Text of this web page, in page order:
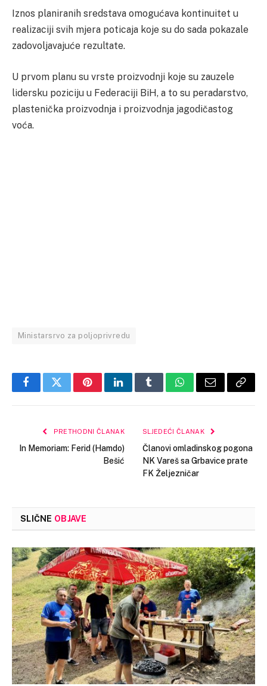
Iznos planiranih sredstava omogućava kontinuitet u
realizaciji svih mjera poticaja koje su do sada pokazale
zadovoljavajuće rezultate.
U prvom planu su vrste proizvodnji koje su zauzele
lidersku poziciju u Federaciji BiH, a to su peradarstvo,
plastenička proizvodnja i proizvodnja jagodičastog
voća.
Ministarsrvo za poljoprivredu
FacebookTwitterPinterestLinkedInTumblrWhatsApp
Email Copy
PRETHODNI ČLANAK
In Memoriam: Ferid (Hamdo)
Bešić
SLJEDEĆI ČLANAK
Članovi omladinskog pogona
NK Vareš sa Grbavice prate
FK Željezničar
SLIČNE OBJAVE